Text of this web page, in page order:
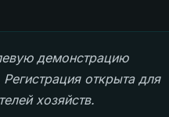
демонстрацию
открыта для
хозяйств.